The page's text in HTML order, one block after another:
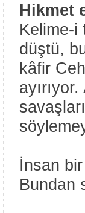
Hikmet
Kelime-i
düştü,
kâfir
İnsan
Bundan